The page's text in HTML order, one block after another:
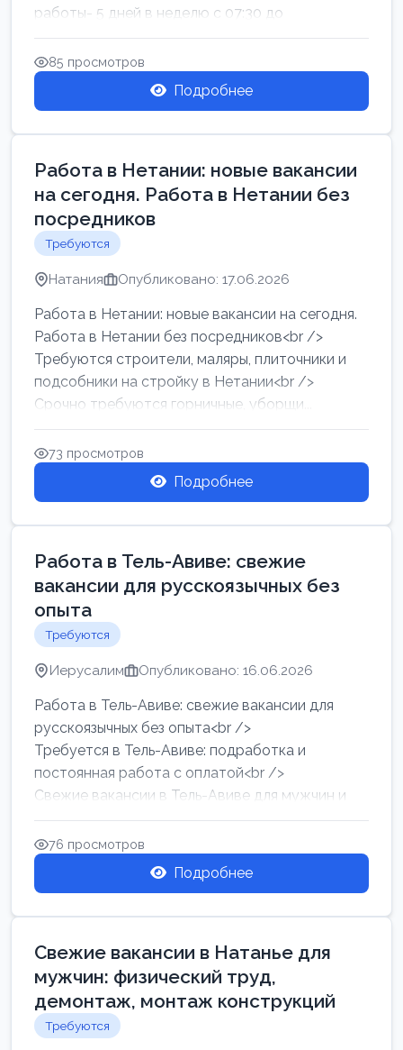
работы- 5 дней в неделю с 07:30 до
17:00.Высокая за...
85 просмотров
Подробнее
Работа в Нетании: новые вакансии
на сегодня. Работа в Нетании без
посредников
Требуются
Натания Опубликовано: 17.06.2026
Работа в Нетании: новые вакансии на сегодня.
Работа в Нетании без посредников<br />
Требуются строители, маляры, плиточники и
подсобники на стройку в Нетании<br />
Срочно требуются горничные, уборщи...
73 просмотров
Подробнее
Работа в Тель-Авиве: свежие
вакансии для русскоязычных без
опыта
Требуются
Иерусалим Опубликовано: 16.06.2026
Работа в Тель-Авиве: свежие вакансии для
русскоязычных без опыта<br />
Требуется в Тель-Авиве: подработка и
постоянная работа с оплатой<br />
Свежие вакансии в Тель-Авиве для мужчин и
женщин от хозя...
76 просмотров
Подробнее
Свежие вакансии в Натанье для
мужчин: физический труд,
демонтаж, монтаж конструкций
Требуются